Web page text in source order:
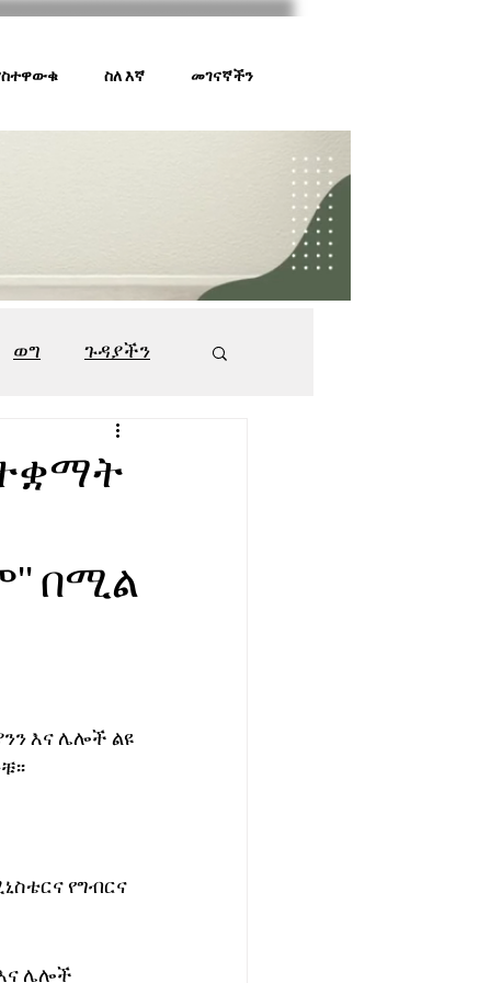
ስለ እኛ መገናኛችን
ወግ ጉዳያችን
547
በሚል
እና ሌሎች ልዩ
የግብርና
ሌሎች